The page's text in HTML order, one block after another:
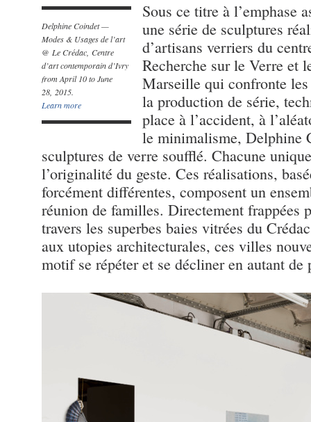
Delphine Coindet —
Modes & Usages de l’art
@ Le Crédac, Centre
d’art contemporain d’Ivry
from April 10 to June
28, 2015.
Learn more
Sous ce titre à l’emphase
une série de sculptures
d’artisans verriers du
Recherche sur le Verre et
Marseille qui confronte les
la production de série,
place à l’accident, à
le minimalisme, Delphine
sculptures de verre soufflé. Chacune
l’originalité du geste. Ces réalisations,
forcément différentes, composent un
réunion de familles. Directement frappées
travers les superbes baies vitrées du
aux utopies architecturales, ces villes
motif se répéter et se décliner en autant de